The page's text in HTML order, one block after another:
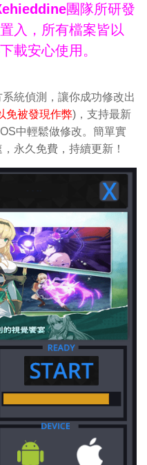
團隊所研發
入，所有檔案皆以
載安心使用。
統偵測，讓你成功修改出
免被發現作弊)，支持最新
中輕鬆做修改。簡單實
永久免費，持續更新！